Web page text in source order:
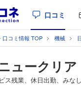
口コミ
口コミ情報 TOP 機械
ュークリ
ス残業、休日出勤、みな